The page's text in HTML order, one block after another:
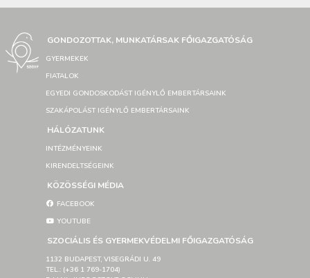
GONDOZOTTAK, MUNKATÁRSAK FŐIGAZGATÓSÁG
GYERMEKEK
FIATALOK
EGYEDI GONDOSKODÁST IGÉNYLŐ EMBERTÁRSAINK
SZAKÁPOLÁST IGÉNYLŐ EMBERTÁRSAINK
HÁLÓZATUNK
INTÉZMÉNYEINK
KIRENDELTSÉGEINK
KÖZÖSSÉGI MÉDIA
FACEBOOK
YOUTUBE
SZOCIÁLIS ÉS GYERMEKVÉDELMI FŐIGAZGATÓSÁG
1132 BUDAPEST, VISEGRÁDI U. 49
TEL.: (+36 1 769-1704)